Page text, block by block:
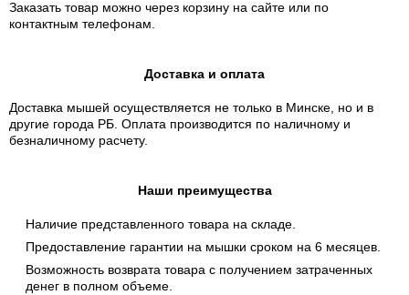
Заказать товар можно через корзину на сайте или по
контактным телефонам.
Доставка и оплата
Доставка мышей осуществляется не только в Минске, но и в
другие города РБ. Оплата производится по наличному и
безналичному расчету.
Наши преимущества
Наличие представленного товара на складе.
Предоставление гарантии на мышки сроком на 6 месяцев.
Возможность возврата товара с получением затраченных
денег в полном объеме.